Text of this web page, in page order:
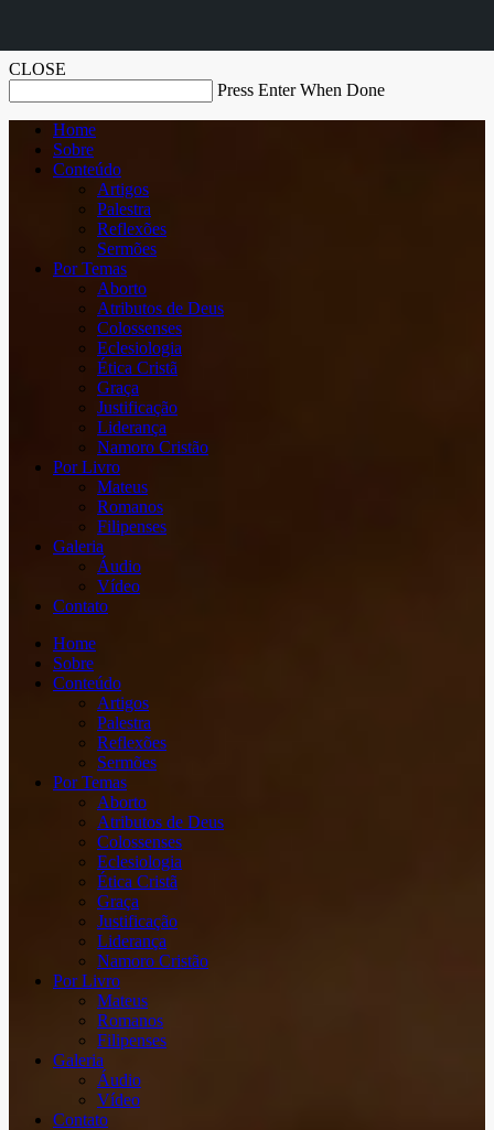
CLOSE
Press Enter When Done
Home
Sobre
Conteúdo
Artigos
Palestra
Reflexões
Sermões
Por Temas
Aborto
Atributos de Deus
Colossenses
Eclesiologia
Ética Cristã
Graça
Justificação
Liderança
Namoro Cristão
Por Livro
Mateus
Romanos
Filipenses
Galeria
Áudio
Vídeo
Contato
Home
Sobre
Conteúdo
Artigos
Palestra
Reflexões
Sermões
Por Temas
Aborto
Atributos de Deus
Colossenses
Eclesiologia
Ética Cristã
Graça
Justificação
Liderança
Namoro Cristão
Por Livro
Mateus
Romanos
Filipenses
Galeria
Áudio
Vídeo
Contato